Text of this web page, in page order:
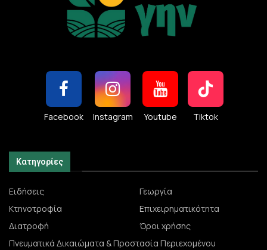
Facebook Instagram Youtube Tiktok
Κατηγορίες
Ειδήσεις
Γεωργία
Κτηνοτροφία
Επιχειρηματικότητα
Διατροφή
Όροι χρήσης
Πνευματικά Δικαιώματα & Προστασία Περιεχομένου